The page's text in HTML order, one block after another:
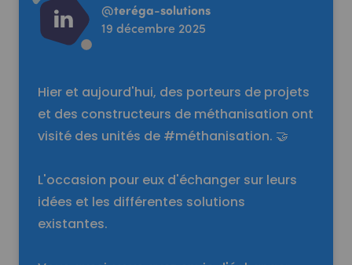
@teréga-solutions
19 décembre 2025
Hier et aujourd'hui, des porteurs de projets
et des constructeurs de méthanisation ont
visité des unités de #méthanisation. 🤝
L'occasion pour eux d'échanger sur leurs
idées et les différentes solutions
existantes.